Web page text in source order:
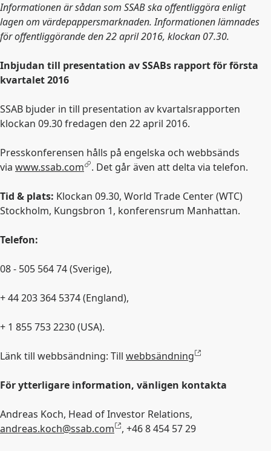
Informationen är sådan som SSAB ska offentliggöra enligt
lagen om värdepappersmarknaden. Informationen lämnades
för offentliggörande den 22 april 2016, klockan 07.30.
Inbjudan till presentation av SSABs rapport för första
kvartalet 2016
SSAB bjuder in till presentation av kvartalsrapporten
klockan 09.30 fredagen den 22 april 2016.
Presskonferensen hålls på engelska och webbsänds
via www.ssab.com . Det går även att delta via telefon.
Tid & plats: Klockan 09.30, World Trade Center (WTC)
Stockholm, Kungsbron 1, konferensrum Manhattan.
Telefon:
08 - 505 564 74 (Sverige),
+ 44 203 364 5374 (England),
+ 1 855 753 2230 (USA).
Länk till webbsändning: Till webbsändning
För ytterligare information, vänligen kontakta
Andreas Koch, Head of Investor Relations,
andreas.koch@ssab.com
, +46 8 454 57 29